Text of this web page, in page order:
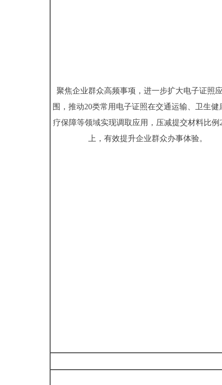
聚焦企业群众高频事项，进一步扩大电子证照
围，推动20类常用电子证照在交通运输、卫生健
疗保障等领域实现调取应用，压减提交材料比例
上，有效提升企业群众办事体验。